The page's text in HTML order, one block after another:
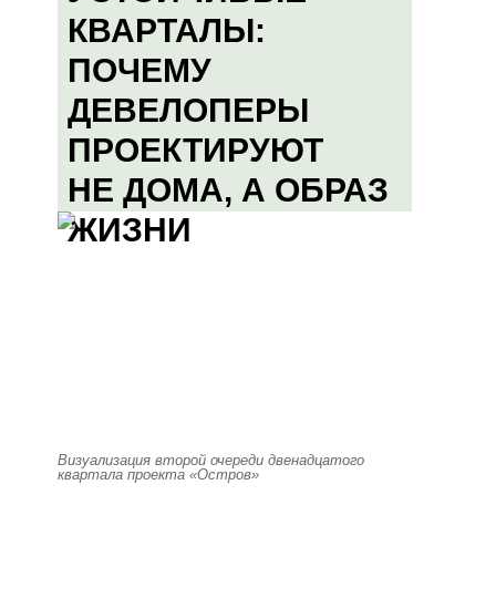
КВАРТАЛЫ:
ПОЧЕМУ
ДЕВЕЛОПЕРЫ
ПРОЕКТИРУЮТ
НЕ ДОМА, А ОБРАЗ
ЖИЗНИ
Визуализация второй очереди двенадцатого
квартала проекта «Остров»